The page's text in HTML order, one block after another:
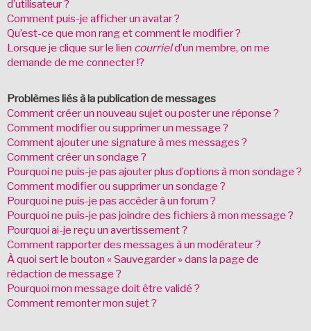
d’utilisateur ?
Comment puis-je afficher un avatar ?
Qu’est-ce que mon rang et comment le modifier ?
Lorsque je clique sur le lien courrield’un membre, on me
demande de me connecter !?
Problèmes liés à la publication de messages
Comment créer un nouveau sujet ou poster une réponse ?
Comment modifier ou supprimer un message ?
Comment ajouter une signature à mes messages ?
Comment créer un sondage ?
Pourquoi ne puis-je pas ajouter plus d’options à mon sondage ?
Comment modifier ou supprimer un sondage ?
Pourquoi ne puis-je pas accéder à un forum ?
Pourquoi ne puis-je pas joindre des fichiers à mon message ?
Pourquoi ai-je reçu un avertissement ?
Comment rapporter des messages à un modérateur ?
À quoi sert le bouton « Sauvegarder » dans la page de
rédaction de message ?
Pourquoi mon message doit être validé ?
Comment remonter mon sujet ?